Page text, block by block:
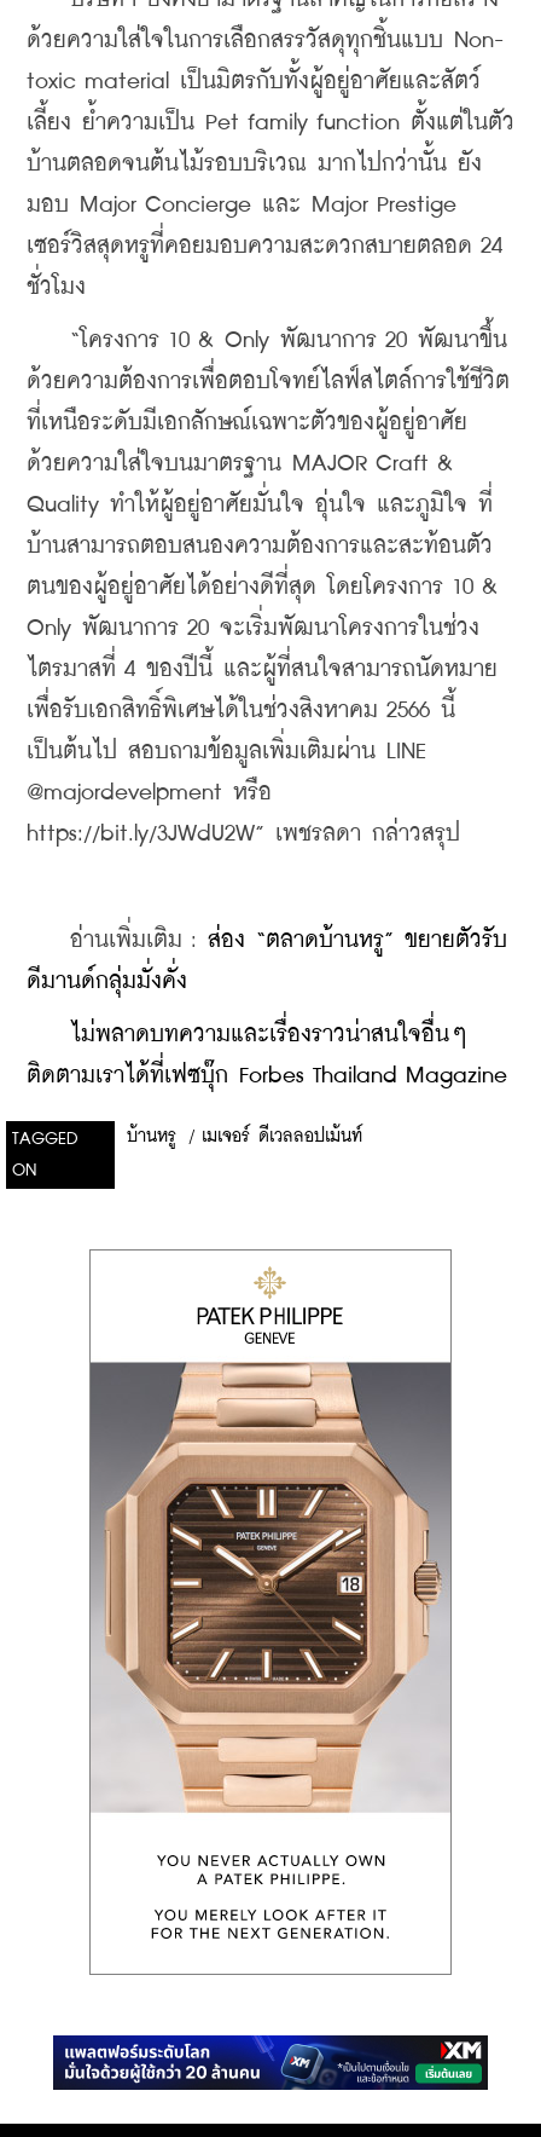
ด้วยความใส่ใจในการเลือกสรรวัสดุทุกชิ้นแบบ Non-
toxic material เป็นมิตรกับทั้งผู้อยู่อาศัยและสัตว์
เลี้ยง ย้ำความเป็น Pet family function ตั้งแต่ในตัว
บ้านตลอดจนต้นไม้รอบบริเวณ มากไปกว่านั้น ยัง
มอบ Major Concierge และ Major Prestige
เซอร์วิสสุดหรูที่คอยมอบความสะดวกสบายตลอด 24
ชั่วโมง
“โครงการ 10 & Only พัฒนาการ 20 พัฒนาขึ้น
ด้วยความต้องการเพื่อตอบโจทย์ไลฟ์สไตล์การใช้ชีวิต
ที่เหนือระดับมีเอกลักษณ์เฉพาะตัวของผู้อยู่อาศัย
ด้วยความใส่ใจบนมาตรฐาน MAJOR Craft &
Quality ทำให้ผู้อยู่อาศัยมั่นใจ อุ่นใจ และภูมิใจ ที่
บ้านสามารถตอบสนองความต้องการและสะท้อนตัว
ตนของผู้อยู่อาศัยได้อย่างดีที่สุด โดยโครงการ 10 &
Only พัฒนาการ 20 จะเริ่มพัฒนาโครงการในช่วง
ไตรมาสที่ 4 ของปีนี้ และผู้ที่สนใจสามารถนัดหมาย
เพื่อรับเอกสิทธิ์พิเศษได้ในช่วงสิงหาคม 2566 นี้
เป็นต้นไป สอบถามข้อมูลเพิ่มเติมผ่าน LINE
@majordevelpment หรือ
https://bit.ly/3JWdU2W” เพชรลดา กล่าวสรุป
อ่านเพิ่มเติม : ส่อง “ตลาดบ้านหรู” ขยายตัวรับ
ดีมานด์กลุ่มมั่งคั่ง
ไม่พลาดบทความและเรื่องราวน่าสนใจอื่นๆ
ติดตามเราได้ที่เฟซบุ๊ก Forbes Thailand Magazine
TAGGED
ON
บ้านหรู / เมเจอร์ ดีเวลลอปเม้นท์